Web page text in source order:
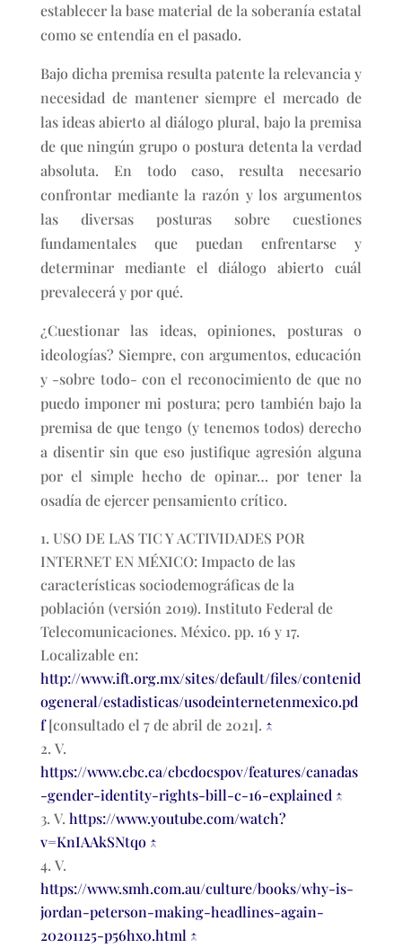
establecer la base material de la soberanía estatal
como se entendía en el pasado.
Bajo dicha premisa resulta patente la relevancia y
necesidad de mantener siempre el mercado de
las ideas abierto al diálogo plural, bajo la premisa
de que ningún grupo o postura detenta la verdad
absoluta. En todo caso, resulta necesario
confrontar mediante la razón y los argumentos
las diversas posturas sobre cuestiones
fundamentales que puedan enfrentarse y
determinar mediante el diálogo abierto cuál
prevalecerá y por qué.
¿Cuestionar las ideas, opiniones, posturas o
ideologías? Siempre, con argumentos, educación
y -sobre todo- con el reconocimiento de que no
puedo imponer mi postura; pero también bajo la
premisa de que tengo (y tenemos todos) derecho
a disentir sin que eso justifique agresión alguna
por el simple hecho de opinar… por tener la
osadía de ejercer pensamiento crítico.
USO DE LAS TIC Y ACTIVIDADES POR
INTERNET EN MÉXICO: Impacto de las
características sociodemográficas de la
población (versión 2019). Instituto Federal de
Telecomunicaciones. México. pp. 16 y 17.
Localizable en:
http://www.ift.org.mx/sites/default/files/contenid
ogeneral/estadisticas/usodeinternetenmexico.pd
f[consultado el 7 de abril de 2021]. ↑
V.
https://www.cbc.ca/cbcdocspov/features/canadas
-gender-identity-rights-bill-c-16-explained ↑
V. https://www.youtube.com/watch?
v=KnIAAkSNtqo ↑
V.
https://www.smh.com.au/culture/books/why-is-
jordan-peterson-making-headlines-again-
20201125-p56hx0.html ↑